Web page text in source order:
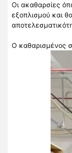
Οι ακαθαρσίες
εξοπλισμού και
Ο καθαρισμένος